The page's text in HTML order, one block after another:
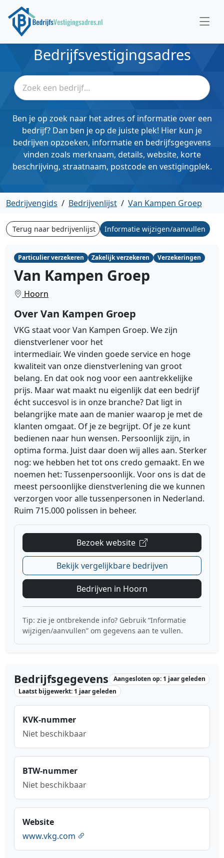
Bedrijfsvestigingsadres
Ben je op zoek naar het adres of informatie over een
bedrijf? Dan ben je op de juiste plek! Hier kun je
bedrijven opzoeken, informatie en bedrijfsgegevens
vinden zoals merknaam, details, website, korte
beschrijving, straatnaam, postcode en vestigingplek.
Bedrijvengids / Bedrijvenlijst / Van Kampen Groep
Terug naar bedrijvenlijst Informatie wijzigen/aanvullen
Particulier verzekeren Zakelijk verzekeren Verzekeringen
Van Kampen Groep
Hoorn
Over Van Kampen Groep
VKG staat voor Van Kampen Groep. We zijn
dienstverlener voor het
intermediair. We vinden goede service en hoge
kwaliteit van onze dienstverlening van groot
belang. En dat ook nog voor een aantrekkelijke
prijs. Maar wat maakt nu eigenlijk dat een bedrijf
écht succesvol is in onze branche? Dat ligt in
belangrijke mate aan de manier waarop je met de
klanten omgaat. Of je ze begrijpt. Of je ze kunt
bedienen naar hun wensen. Persoonlijk zijn, in
optima forma. Juist daar doen wij alles aan. Sterker
nog: we hebben het tot ons credo gemaakt. En we
noemen het: Tussenpersoonlijk. Voor ons is dat de
meest persoonlijke dienstverlening die we kunnen
verzorgen voor alle tussenpersonen in Nederland.
Ruim 715.000 polissen in beheer.
Bezoek website
Bekijk vergelijkbare bedrijven
Bedrijven in Hoorn
Tip: zie je ontbrekende info? Gebruik “Informatie
wijzigen/aanvullen” om gegevens aan te vullen.
Bedrijfsgegevens
Aangesloten op: 1 jaar geleden
Laatst bijgewerkt: 1 jaar geleden
KVK-nummer
Niet beschikbaar
BTW-nummer
Niet beschikbaar
Website
www.vkg.com